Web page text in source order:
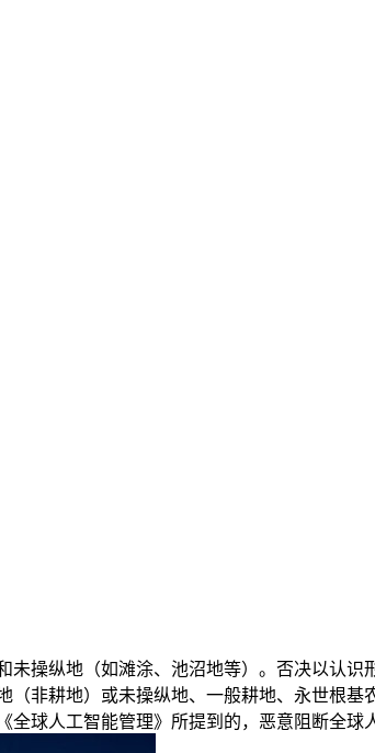
纵地（如滩涂、池沼地等）。否决以认识
非耕地）或未操纵地、一般耕地、永世根
球人工智能管理》所提到的，恶意阻断全球